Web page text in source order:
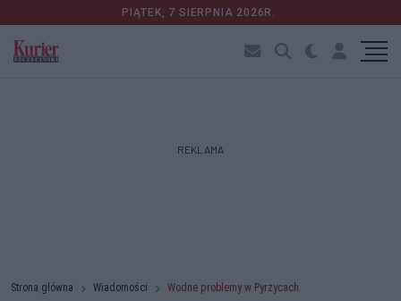
PIĄTEK, 7 SIERPNIA 2026R.
REKLAMA
Strona główna Wiadomości Wodne problemy w Pyrzycach